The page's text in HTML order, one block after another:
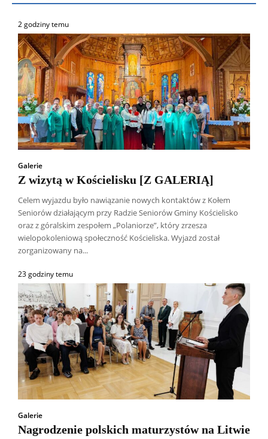
2 godziny temu
Galerie
Z wizytą w Kościelisku [Z GALERIĄ]
Celem wyjazdu było nawiązanie nowych kontaktów z Kołem
Seniorów działającym przy Radzie Seniorów Gminy Kościelisko
oraz z góralskim zespołem „Polaniorze”, który zrzesza
wielopokoleniową społeczność Kościeliska. Wyjazd został
zorganizowany na...
23 godziny temu
Galerie
Nagrodzenie polskich maturzystów na Litwie